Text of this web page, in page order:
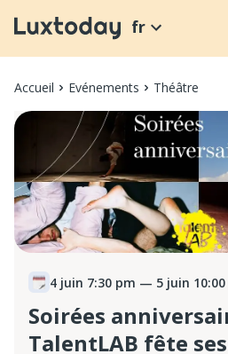
fr
Accueil Evénements Théâtre
4 juin 7:30 pm — 5 juin 10:00
Soirées
TalentLAB fête